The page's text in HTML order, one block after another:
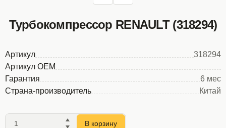
Турбокомпрессор RENAULT (318294)
Артикул
318294
Артикул OEM
Гарантия
6 мес
Страна-производитель
Китай
В корзину